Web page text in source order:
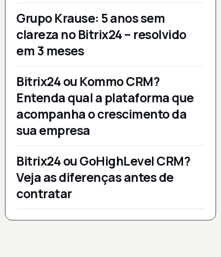
Grupo Krause: 5 anos sem
clareza no Bitrix24 – resolvido
em 3 meses
Bitrix24 ou Kommo CRM?
Entenda qual a plataforma que
acompanha o crescimento da
sua empresa
Bitrix24 ou GoHighLevel CRM?
Veja as diferenças antes de
contratar